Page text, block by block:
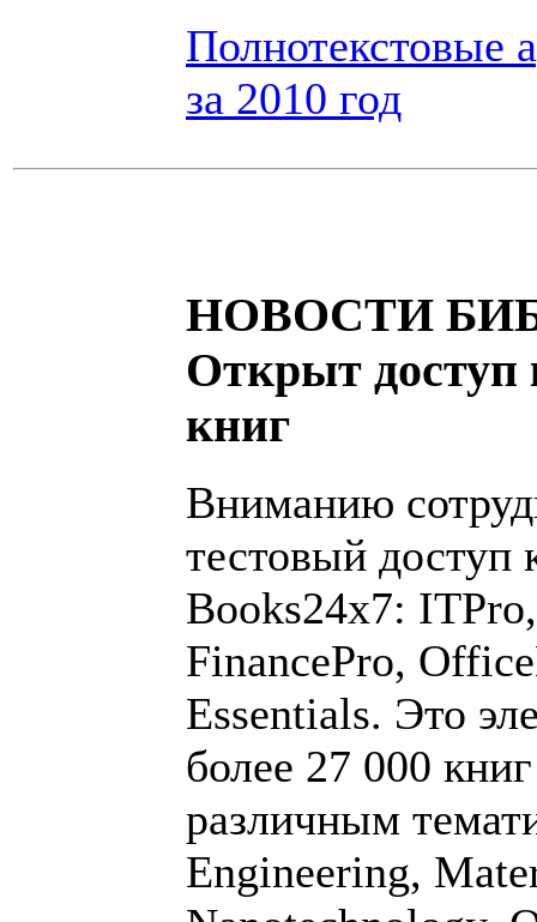
Полнотекстовые
за 2010 год
НОВОСТИ
Открыт доступ
книг
Вниманию
тестовый доступ
Books24x7:
FinancePro,
Essentials. Это
более 27 000
различным
Engineering,